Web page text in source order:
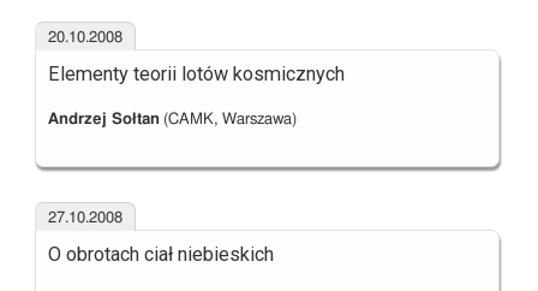
20.10.2008
Elementy teorii lotów kosmicznych
Andrzej Sołtan(CAMK, Warszawa)
27.10.2008
O obrotach ciał niebieskich